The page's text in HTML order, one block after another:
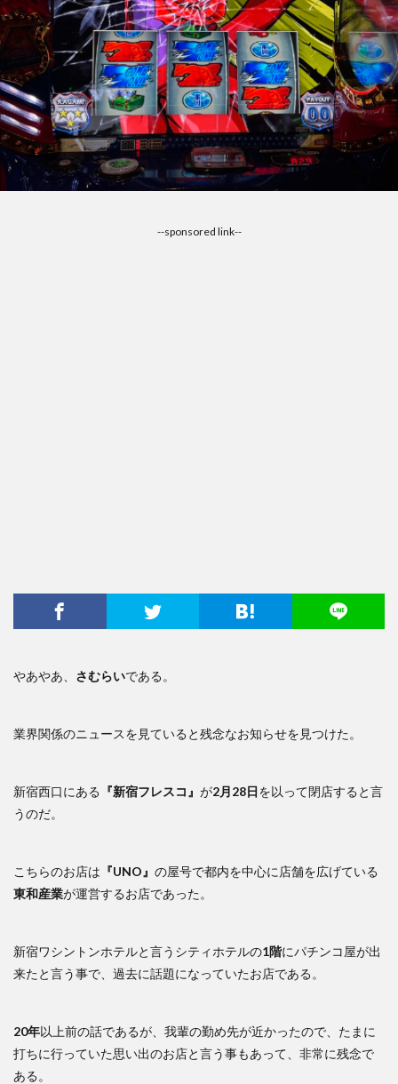
--sponsored link--
やあやあ、 さむらいである。
業界関係のニュースを見ていると残念なお知らせを見つけた。
新宿西口にある 『新宿フレスコ』 が2月28日を以って閉店すると言
うのだ。
こちらのお店は 『UNO』 の屋号で都内を中心に店舗を広げている
東和産業が運営するお店であった。
新宿ワシントンホテルと言うシティホテルの1階にパチンコ屋が出
来たと言う事で、過去に話題になっていたお店である。
20年以上前の話であるが、我輩の勤め先が近かったので、たまに
打ちに行っていた思い出のお店と言う事もあって、非常に残念で
ある。